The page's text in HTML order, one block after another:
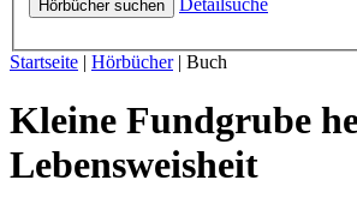
Hörbücher suchen
Sie sind hier:
Startseite | Hörbücher| Buch
Kleine Fundgrube
Lebensweisheit